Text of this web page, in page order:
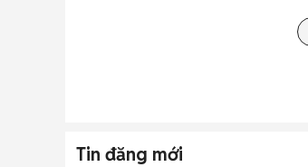
Tin đăng mới